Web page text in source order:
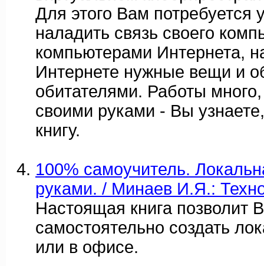
Для этого Вам потребуется
наладить связь своего
компьютерами Интернета,
Интернете нужные вещи и
обитателями. Работы
своими руками - Вы
книгу.
100% самоучитель.
руками. / Минаев И.Я.:
Настоящая книга позволит
самостоятельно создать
или в офисе.